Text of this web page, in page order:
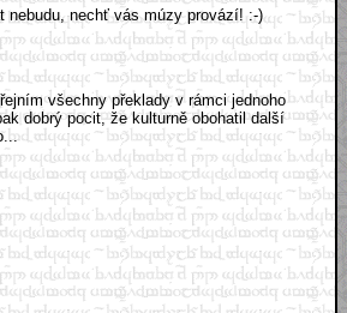
nebudu, nechť vás múzy provází! :-)
všechny překlady v rámci jednoho
dobrý pocit, že kulturně obohatil další